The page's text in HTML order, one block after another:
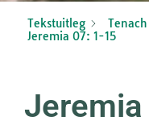
Tekstuitleg Tenach
Jeremia 07: 1-15